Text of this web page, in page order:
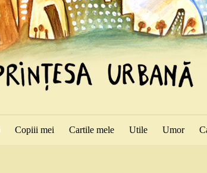
Copiii mei Cartile mele Utile Umor